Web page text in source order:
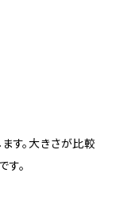
す。大きさが比較
す。